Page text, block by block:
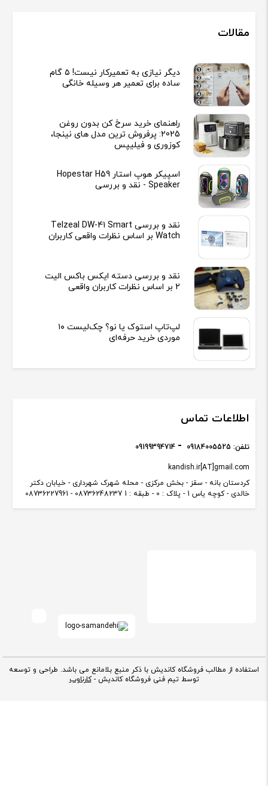
مقالات
دیگر نیازی به تعمیرکار نیست! ۵ گام
ساده برای تعمیر هر وسیله خانگی
راهنمای خرید سرخ کن بدون روغن
2025: پرفروش ترین مدل های نینجا،
کوزوری و فیلیپس
اسپیکر هوپ استار Hopestar H59
Speaker - نقد و بررسی
نقد و بررسی Telzeal DW-41 Smart
Watch بر اساس نظرات واقعی کاربران
نقد و بررسی دسته ایکس باکس الیت
2 بر اساس نظرات کاربران واقعی
لپ‌تاپ استوک یا نو؟ چک‌لیست ۱۰
موردی خرید حرفه‌ای
اطلاعات تماس
کردستان بانه - سقز - بخش مرکزی - محله شهرک شهرداری - خیابان دکتر
خالدی - کوچه یاس 1 - پلاک : 0 - طبقه : 1 08736248237 - 08736227961
kandish.ir[AT]gmail.com
تلفن: 09184005525
09199394714
استفاده از مطالب فروشگاه کاندیش با ذکر منبع بلامانع می باشد. طراحی و توسعه
توسط تیم فنی فروشگاه کاندیش -کارناوب